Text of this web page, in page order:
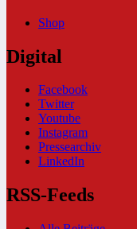
Shop
Digital
Facebook
Twitter
Youtube
Instagram
Pressearchiv
LinkedIn
RSS-Feeds